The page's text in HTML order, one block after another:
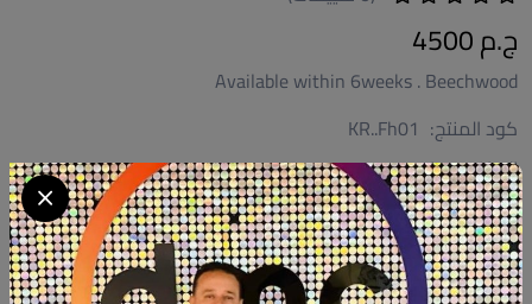
ج.م 4500
Available within 6weeks . Beechwood
كود المنتج: KR..Fh01
التوافر:متاح 5
تصنيف:فلوري هوم
الكمية